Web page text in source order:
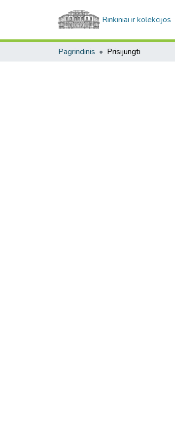
Rinkiniai ir kolekcijos
Pagrindinis Prisijungti